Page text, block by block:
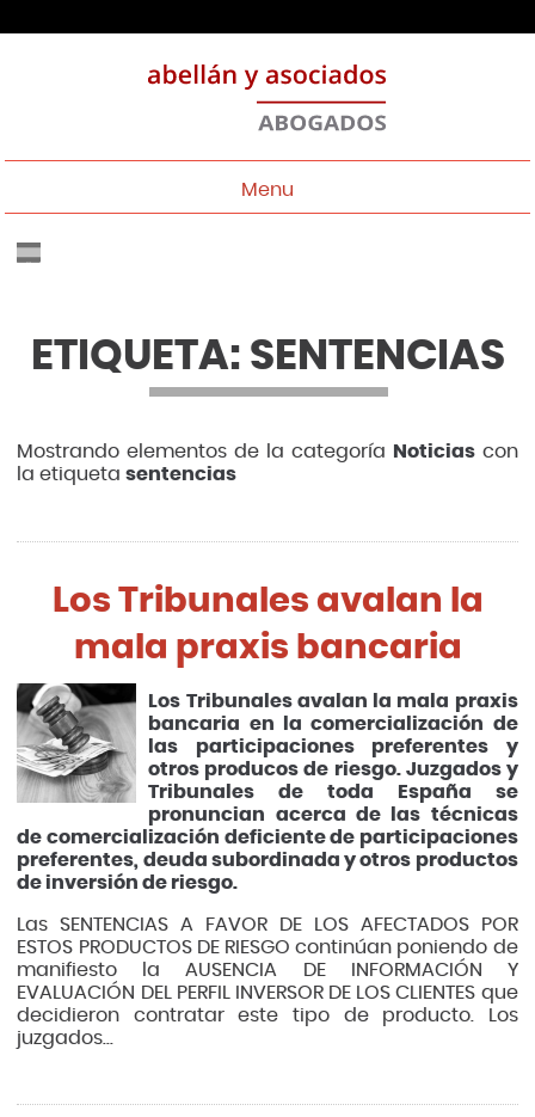
Menu
ETIQUETA: SENTENCIAS
Mostrando elementos de la categoría Noticiascon
la etiquetasentencias
Los Tribunales avalan la
mala praxis bancaria
Los Tribunales avalan la mala praxis
bancaria en la comercialización de
las participaciones preferentes y
otros producos de riesgo. Juzgados y
Tribunales de toda España se
pronuncian acerca de las técnicas
de comercialización deficiente de participaciones
preferentes, deuda subordinada y otros productos
de inversión de riesgo.
Las SENTENCIAS A FAVOR DE LOS AFECTADOS POR
ESTOS PRODUCTOS DE RIESGO continúan poniendo de
manifiesto la AUSENCIA DE INFORMACIÓN Y
EVALUACIÓN DEL PERFIL INVERSOR DE LOS CLIENTES que
decidieron contratar este tipo de producto. Los
juzgados...